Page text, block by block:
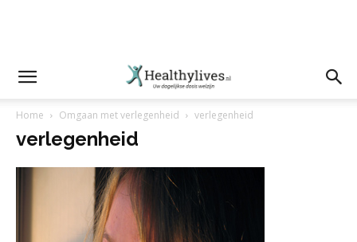
Home Omgaan met verlegenheid verlegenheid
verlegenheid